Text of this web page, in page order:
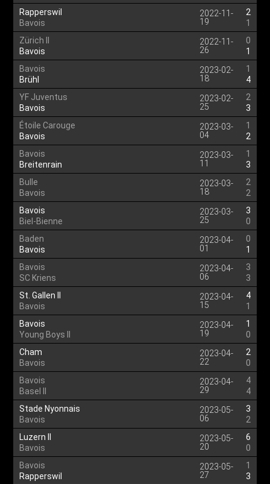
Rapperswil
Bavois
2022-11-
19
2
1
Zürich II
Bavois
2022-11-
26
0
1
Bavois
Brühl
2023-02-
18
1
4
YF Juventus
Bavois
2023-02-
25
2
3
Étoile Carouge
Bavois
2023-03-
04
1
2
Bavois
Breitenrain
2023-03-
11
1
3
Bulle
Bavois
2023-03-
18
2
2
Bavois
Biel-Bienne
2023-03-
25
3
0
Baden
Bavois
2023-04-
01
0
1
Bavois
SC Kriens
2023-04-
06
3
3
St. Gallen II
Bavois
2023-04-
15
4
1
Bavois
Young Boys II
2023-04-
19
1
0
Cham
Bavois
2023-04-
22
2
0
Bavois
Basel II
2023-04-
29
4
4
Stade Nyonnais
Bavois
2023-05-
06
3
2
Luzern II
Bavois
2023-05-
20
6
0
Bavois
Rapperswil
2023-05-
27
1
3